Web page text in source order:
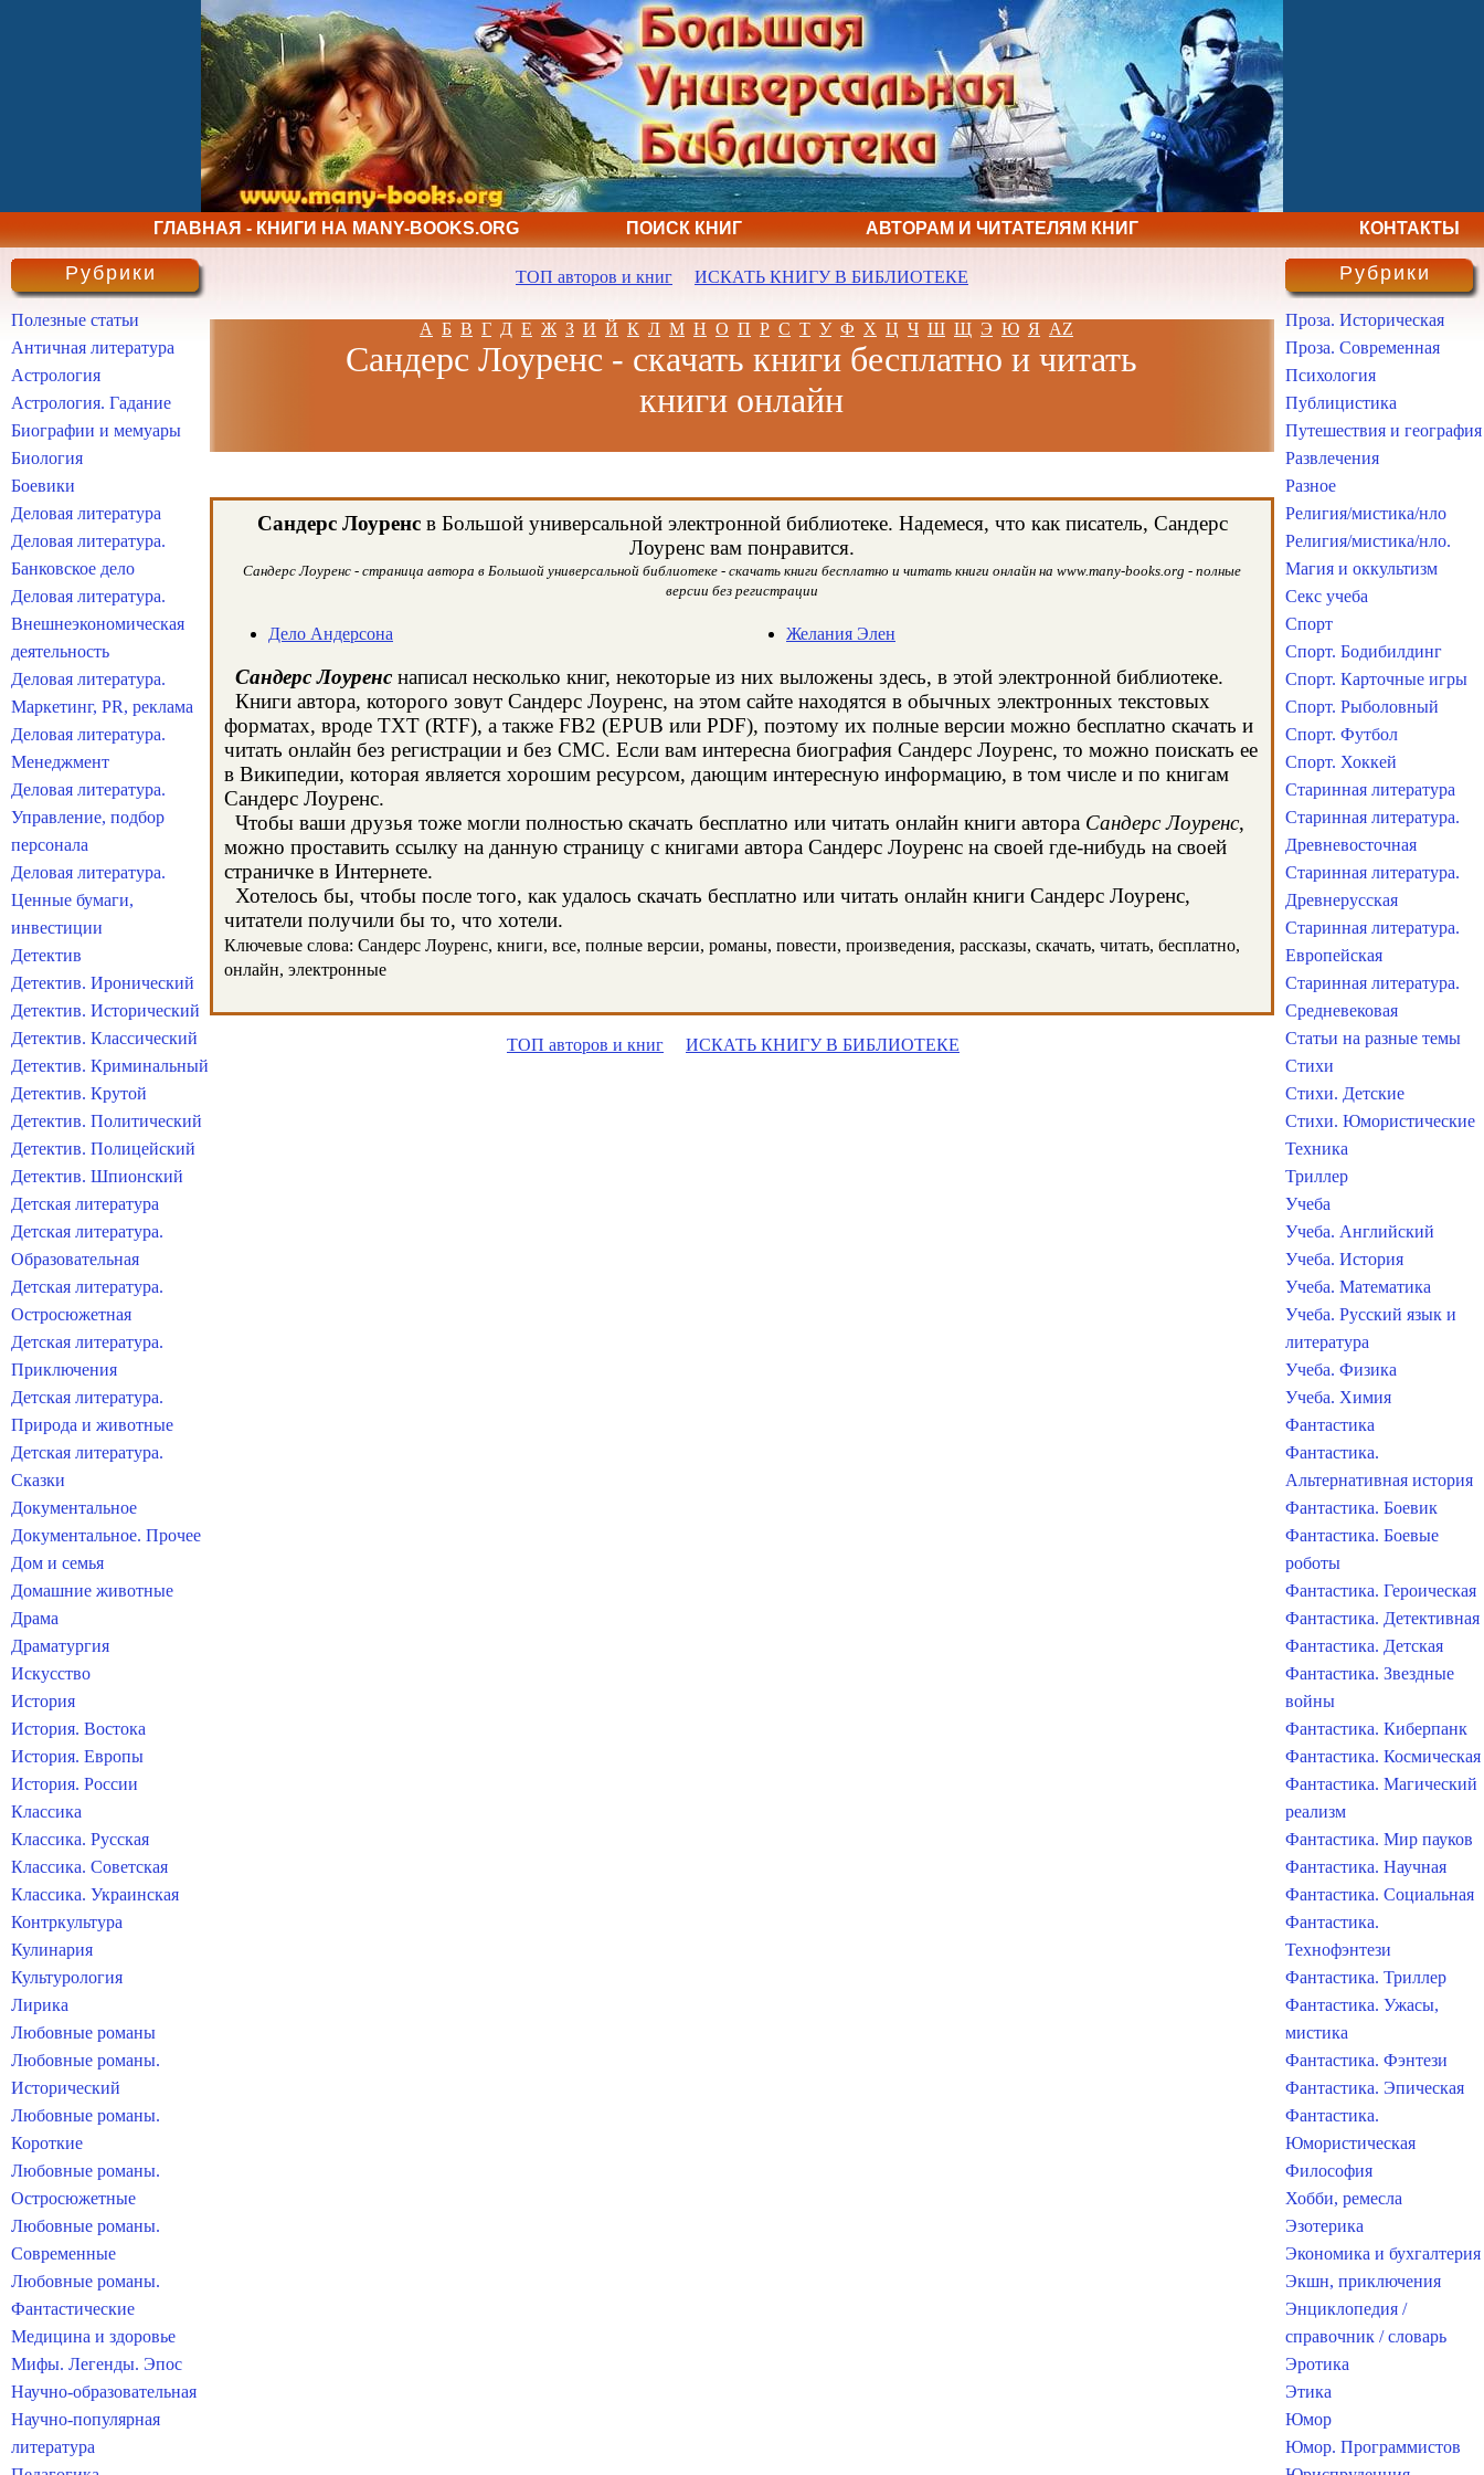
ГЛАВНАЯ - КНИГИ НА MANY-BOOKS.ORG ПОИСК КНИГ АВТОРАМ И ЧИТАТЕЛЯМ КНИГ КОНТАКТЫ
ТОП авторов и книг ИСКАТЬ КНИГУ В БИБЛИОТЕКЕ
А Б В Г Д Е Ж З И Й К Л М Н О П Р С Т У Ф Х Ц Ч Ш Щ Э Ю Я AZ
Сандерс Лоуренс - скачать книги бесплатно и читать
книги онлайн
Сандерс Лоуренсв Большой универсальной электронной библиотеке. Надемеся, что как писатель, Сандерс
Лоуренс вам понравится.
Сандерс Лоуренс - страница автора в Большой универсальной библиотеке - скачать книги бесплатно и читать книги онлайн на www.many-books.org - полные
версии без регистрации
Дело Андерсона Желания Элен
Сандерс Лоуренс написал несколько книг, некоторые из них выложены здесь, в этой электронной библиотеке.
Книги автора, которого зовут Сандерс Лоуренс, на этом сайте находятся в обычных электронных текстовых
форматах, вроде TXT (RTF), а также FB2 (EPUB или PDF), поэтому их полные версии можно бесплатно скачать и
читать онлайн без регистрации и без СМС. Если вам интересна биография Сандерс Лоуренс, то можно поискать ее
в Википедии, которая является хорошим ресурсом, дающим интересную информацию, в том числе и по книгам
Сандерс Лоуренс.
Чтобы ваши друзья тоже могли полностью скачать бесплатно или читать онлайн книги автора Сандерс Лоуренс,
можно проставить ссылку на данную страницу с книгами автора Сандерс Лоуренс на своей где-нибудь на своей
страничке в Интернете.
Хотелось бы, чтобы после того, как удалось скачать бесплатно или читать онлайн книги Сандерс Лоуренс,
читатели получили бы то, что хотели.
Ключевые слова: Сандерс Лоуренс, книги, все, полные версии, романы, повести, произведения, рассказы, скачать, читать, бесплатно,
онлайн, электронные
ТОП авторов и книг ИСКАТЬ КНИГУ В БИБЛИОТЕКЕ
Рубрики
Полезные статьи
Античная литература
Астрология
Астрология. Гадание
Биографии и мемуары
Биология
Боевики
Деловая литература
Деловая литература.
Банковское дело
Деловая литература.
Внешнеэкономическая
деятельность
Деловая литература.
Маркетинг, PR, реклама
Деловая литература.
Менеджмент
Деловая литература.
Управление, подбор
персонала
Деловая литература.
Ценные бумаги,
инвестиции
Детектив
Детектив. Иронический
Детектив. Исторический
Детектив. Классический
Детектив. Криминальный
Детектив. Крутой
Детектив. Политический
Детектив. Полицейский
Детектив. Шпионский
Детская литература
Детская литература.
Образовательная
Детская литература.
Остросюжетная
Детская литература.
Приключения
Детская литература.
Природа и животные
Детская литература.
Сказки
Документальное
Документальное. Прочее
Дом и семья
Домашние животные
Драма
Драматургия
Искусство
История
История. Востока
История. Европы
История. России
Классика
Классика. Русская
Классика. Советская
Классика. Украинская
Контркультура
Кулинария
Культурология
Лирика
Любовные романы
Любовные романы.
Исторический
Любовные романы.
Короткие
Любовные романы.
Остросюжетные
Любовные романы.
Современные
Любовные романы.
Фантастические
Медицина и здоровье
Мифы. Легенды. Эпос
Научно-образовательная
Научно-популярная
литература
Рубрики
Проза. Историческая
Проза. Современная
Психология
Публицистика
Путешествия и география
Развлечения
Разное
Религия/мистика/нло
Религия/мистика/нло.
Магия и оккультизм
Секс учеба
Спорт
Спорт. Бодибилдинг
Спорт. Карточные игры
Спорт. Рыболовный
Спорт. Футбол
Спорт. Хоккей
Старинная литература
Старинная литература.
Древневосточная
Старинная литература.
Древнерусская
Старинная литература.
Европейская
Старинная литература.
Средневековая
Статьи на разные темы
Стихи
Стихи. Детские
Стихи. Юмористические
Техника
Триллер
Учеба
Учеба. Английский
Учеба. История
Учеба. Математика
Учеба. Русский язык и
литература
Учеба. Физика
Учеба. Химия
Фантастика
Фантастика.
Альтернативная история
Фантастика. Боевик
Фантастика. Боевые
роботы
Фантастика. Героическая
Фантастика. Детективная
Фантастика. Детская
Фантастика. Звездные
войны
Фантастика. Киберпанк
Фантастика. Космическая
Фантастика. Магический
реализм
Фантастика. Мир пауков
Фантастика. Научная
Фантастика. Социальная
Фантастика.
Технофэнтези
Фантастика. Триллер
Фантастика. Ужасы,
мистика
Фантастика. Фэнтези
Фантастика. Эпическая
Фантастика.
Юмористическая
Философия
Хобби, ремесла
Эзотерика
Экономика и бухгалтерия
Экшн, приключения
Энциклопедия /
справочник / словарь
Эротика
Этика
Юмор
Юмор. Программистов